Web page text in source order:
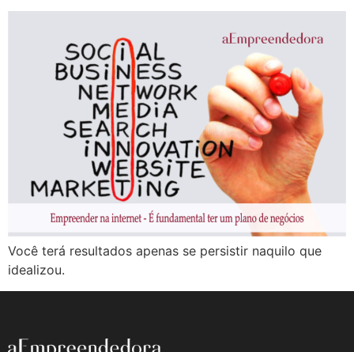
Você terá resultados apenas se persistir naquilo que
idealizou.